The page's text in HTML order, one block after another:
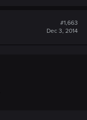
#1,663
Dec 3, 2014